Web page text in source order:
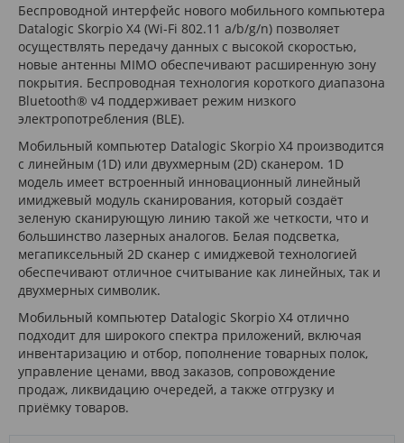
Беспроводной интерфейс нового мобильного компьютера
Datalogic Skorpio X4 (Wi-Fi 802.11 a/b/g/n) позволяет
осуществлять передачу данных с высокой скоростью,
новые антенны MIMO обеспечивают расширенную зону
покрытия. Беспроводная технология короткого диапазона
Bluetooth® v4 поддерживает режим низкого
электропотребления (BLE).
Мобильный компьютер Datalogic Skorpio X4 производится
с линейным (1D) или двухмерным (2D) сканером. 1D
модель имеет встроенный инновационный линейный
имиджевый модуль сканирования, который создаёт
зеленую сканирующую линию такой же четкости, что и
большинство лазерных аналогов. Белая подсветка,
мегапиксельный 2D сканер с имиджевой технологией
обеспечивают отличное считывание как линейных, так и
двухмерных символик.
Мобильный компьютер Datalogic Skorpio X4 отлично
подходит для широкого спектра приложений, включая
инвентаризацию и отбор, пополнение товарных полок,
управление ценами, ввод заказов, сопровождение
продаж, ликвидацию очередей, а также отгрузку и
приёмку товаров.